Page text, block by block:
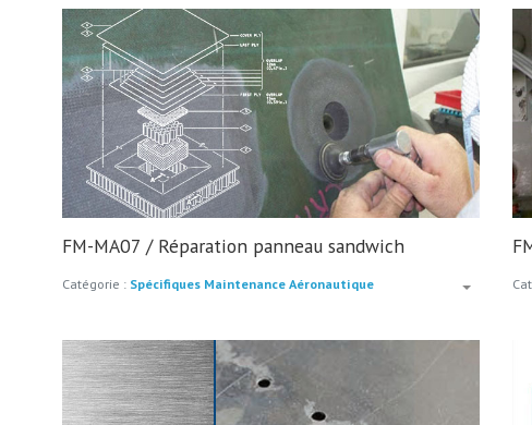
FM-MA07 / Réparation panneau sandwich
Catégorie : Spécifiques Maintenance Aéronautique